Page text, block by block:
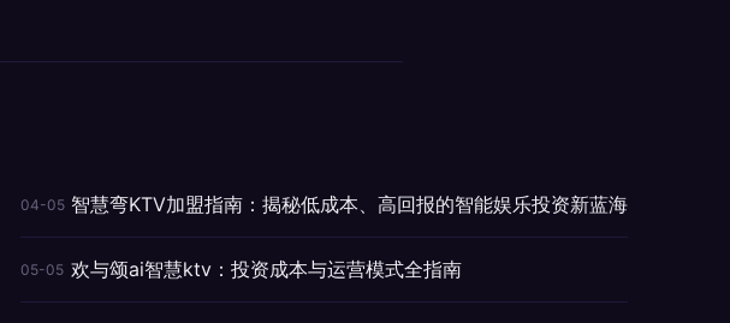
04-05 智慧弯KTV加盟指南：揭秘低成本、高回报的智能娱乐投资新蓝海
05-05 欢与颂ai智慧ktv：投资成本与运营模式全指南